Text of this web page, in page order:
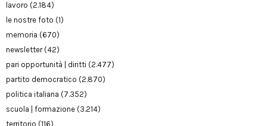
lavoro (2.184)
le nostre foto (1)
memoria (670)
newsletter(42)
pari opportunità | diritti (2.477)
partito democratico (2.870)
politica italiana (7.352)
scuola | formazione (3.214)
territorio (116)